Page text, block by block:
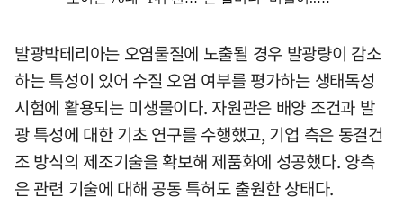
발광박테리아는 오염물질에 노출될 경우 발광량이 감소
하는 특성이 있어 수질 오염 여부를 평가하는 생태독성
시험에 활용되는 미생물이다. 자원관은 배양 조건과 발
광 특성에 대한 기초 연구를 수행했고, 기업 측은 동결건
조 방식의 제조기술을 확보해 제품화에 성공했다. 양측
은 관련 기술에 대해 공동 특허도 출원한 상태다.